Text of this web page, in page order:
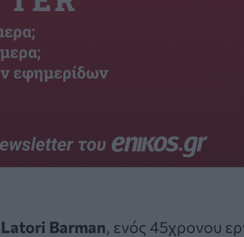
Latori Barman, ενός 45χρονου